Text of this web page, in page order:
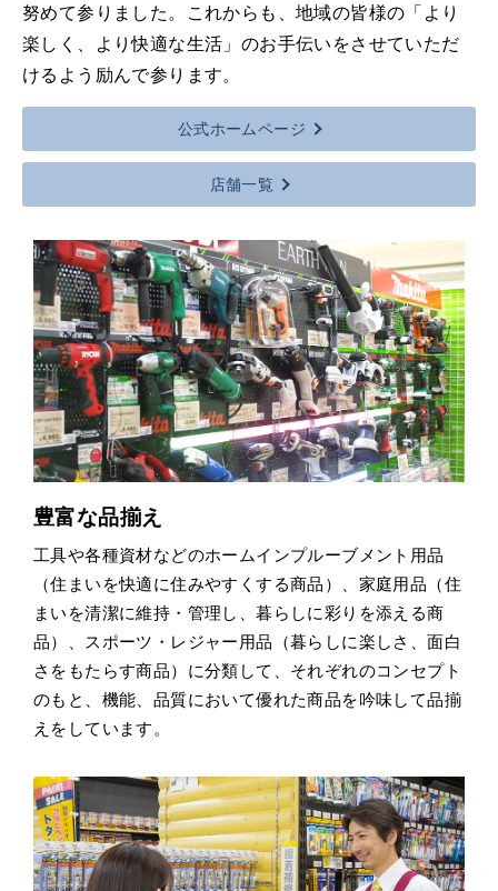
努めて参りました。これからも、地域の皆様の「より
楽しく、より快適な生活」のお手伝いをさせていただ
けるよう励んで参ります。
公式ホームページ
店舗一覧
豊富な品揃え
工具や各種資材などのホームインプルーブメント用品
（住まいを快適に住みやすくする商品）、家庭用品（住
まいを清潔に維持・管理し、暮らしに彩りを添える商
品）、スポーツ・レジャー用品（暮らしに楽しさ、面白
さをもたらす商品）に分類して、それぞれのコンセプト
のもと、機能、品質において優れた商品を吟味して品揃
えをしています。